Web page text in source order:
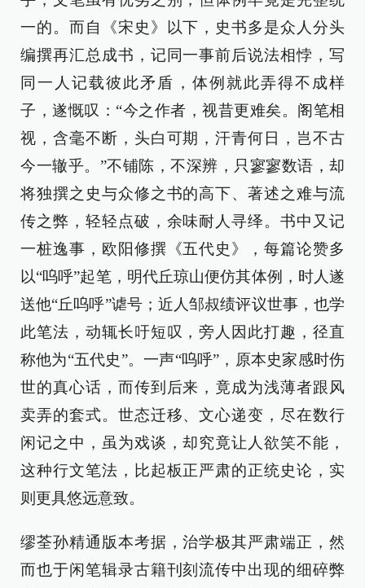
一的。而自《宋史》以下，史书多是众人分头
编撰再汇总成书，记同一事前后说法相悖，写
同一人记载彼此矛盾，体例就此弄得不成样
子，遂慨叹：“今之作者，视昔更难矣。阁笔相
视，含毫不断，头白可期，汗青何日，岂不古
今一辙乎。”不铺陈，不深辨，只寥寥数语，却
将独撰之史与众修之书的高下、著述之难与流
传之弊，轻轻点破，余味耐人寻绎。书中又记
一桩逸事，欧阳修撰《五代史》，每篇论赞多
以“呜呼”起笔，明代丘琼山便仿其体例，时人遂
送他“丘呜呼”谑号；近人邹叔绩评议世事，也学
此笔法，动辄长吁短叹，旁人因此打趣，径直
称他为“五代史”。一声“呜呼”，原本史家感时伤
世的真心话，而传到后来，竟成为浅薄者跟风
卖弄的套式。世态迁移、文心递变，尽在数行
闲记之中，虽为戏谈，却究竟让人欲笑不能，
这种行文笔法，比起板正严肃的正统史论，实
则更具悠远意致。
缪荃孙精通版本考据，治学极其严肃端正，然
而也于闲笔辑录古籍刊刻流传中出现的细碎弊